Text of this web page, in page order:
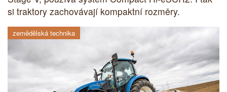
si traktory zachovávají kompaktní rozměry.
zemědělská technika